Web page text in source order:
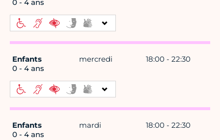
0 - 4 ans
Enfants
0 - 4 ans
mercredi 18:00 - 22:30
Enfants
0 - 4 ans
mardi 18:00 - 22:30